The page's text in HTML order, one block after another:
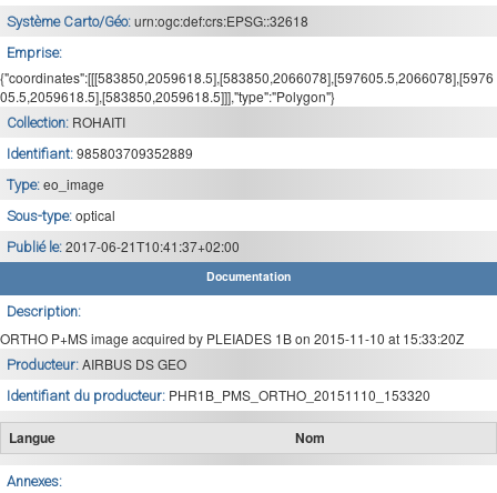
Système Carto/Géo: urn:ogc:def:crs:EPSG::32618
Emprise:
{"coordinates":[[[583850,2059618.5],[583850,2066078],[597605.5,2066078],[5976
05.5,2059618.5],[583850,2059618.5]]],"type":"Polygon"}
Collection: ROHAITI
Identifiant: 985803709352889
Type: eo_image
Sous-type: optical
Publié le: 2017-06-21T10:41:37+02:00
Documentation
Description:
ORTHO P+MS image acquired by PLEIADES 1B on 2015-11-10 at 15:33:20Z
Producteur: AIRBUS DS GEO
Identifiant du producteur: PHR1B_PMS_ORTHO_20151110_153320
Langue Nom
Annexes: